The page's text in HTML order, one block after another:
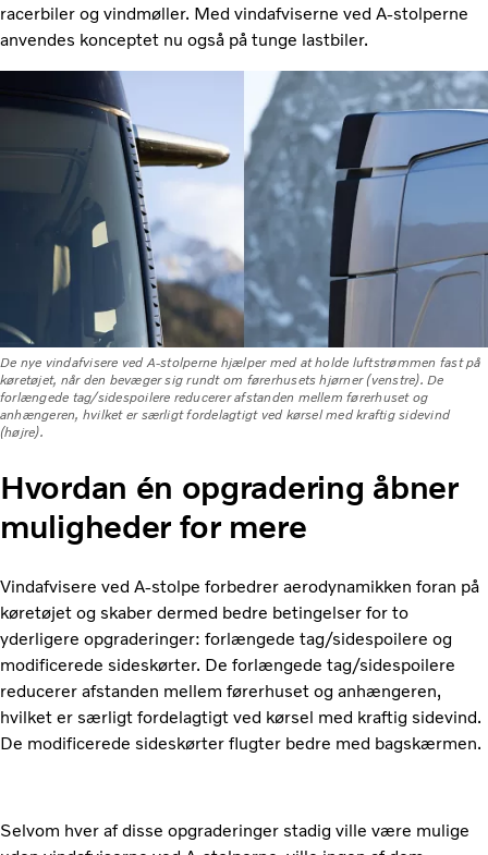
racerbiler og vindmøller. Med vindafviserne ved A-stolperne
anvendes konceptet nu også på tunge lastbiler.
De nye vindafvisere ved A-stolperne hjælper med at holde luftstrømmen fast på
køretøjet, når den bevæger sig rundt om førerhusets hjørner (venstre). De
forlængede tag/sidespoilere reducerer afstanden mellem førerhuset og
anhængeren, hvilket er særligt fordelagtigt ved kørsel med kraftig sidevind
(højre).
Hvordan én opgradering åbner
muligheder for mere
Vindafvisere ved A-stolpe forbedrer aerodynamikken foran på
køretøjet og skaber dermed bedre betingelser for to
yderligere opgraderinger: forlængede tag/sidespoilere og
modificerede sideskørter. De forlængede tag/sidespoilere
reducerer afstanden mellem førerhuset og anhængeren,
hvilket er særligt fordelagtigt ved kørsel med kraftig sidevind.
De modificerede sideskørter flugter bedre med bagskærmen.
Selvom hver af disse opgraderinger stadig ville være mulige